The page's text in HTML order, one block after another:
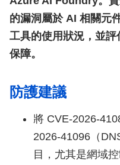
的漏洞屬於 AI 相關元
工具的使用狀況，並
保障。
防護建議
將 CVE-2026-
2026-41096（
目，尤其是網域